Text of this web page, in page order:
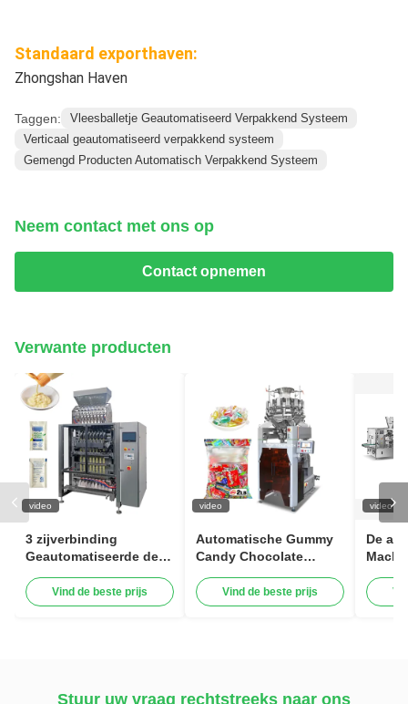
Standaard exporthaven:
Zhongshan Haven
Taggen:
Vleesballetje Geautomatiseerd Verpakkend Systeem
Verticaal geautomatiseerd verpakkend systeem
Gemengd Producten Automatisch Verpakkend Systeem
Neem contact met ons op
Contact opnemen
Verwante producten
video
3 zijverbinding
Geautomatiseerde de
Verpakkend
Systeemshampoo
Vind de beste prijs
video
Automatische Gummy
Candy Chocolate
snoepverpakkingsmachine
Hoge snelheid 120BPM
Vind de beste prijs
video
De
Stuur uw vraag rechtstreeks naar ons